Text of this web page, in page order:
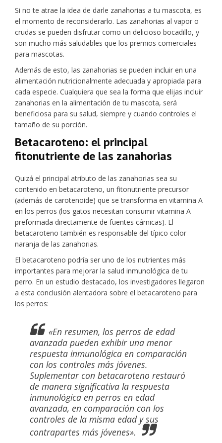
Si no te atrae la idea de darle zanahorias a tu mascota, es
el momento de reconsiderarlo. Las zanahorias al vapor o
crudas se pueden disfrutar como un delicioso bocadillo, y
son mucho más saludables que los premios comerciales
para mascotas.
Además de esto, las zanahorias se pueden incluir en una
alimentación nutricionalmente adecuada y apropiada para
cada especie. Cualquiera que sea la forma que elijas incluir
zanahorias en la alimentación de tu mascota, será
beneficiosa para su salud, siempre y cuando controles el
tamaño de su porción.
Betacaroteno: el principal
fitonutriente de las zanahorias
Quizá el principal atributo de las zanahorias sea su
contenido en betacaroteno, un fitonutriente precursor
(además de carotenoide) que se transforma en vitamina A
en los perros (los gatos necesitan consumir vitamina A
preformada directamente de fuentes cárnicas). El
betacaroteno también es responsable del típico color
naranja de las zanahorias.
El betacaroteno podría ser uno de los nutrientes más
importantes para mejorar la salud inmunológica de tu
perro. En un estudio destacado, los investigadores llegaron
a esta conclusión alentadora sobre el betacaroteno para
los perros:
«En resumen, los perros de edad
avanzada pueden exhibir una menor
respuesta inmunológica en comparación
con los controles más jóvenes.
Suplementar con betacaroteno restauró
de manera significativa la respuesta
inmunológica en perros en edad
avanzada, en comparación con los
controles de la misma edad y sus
contrapartes más jóvenes».